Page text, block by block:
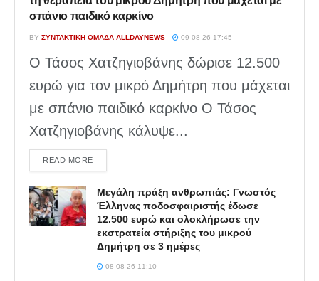
σπάνιο παιδικό καρκίνο
BY ΣΥΝΤΑΚΤΙΚΉ ΟΜΆΔΑ ALLDAYNEWS 09-08-26 17:45
Ο Τάσος Χατζηγιοβάνης δώρισε 12.500
ευρώ για τον μικρό Δημήτρη που μάχεται
με σπάνιο παιδικό καρκίνο Ο Τάσος
Χατζηγιοβάνης κάλυψε...
READ MOREDETAILS
Μεγάλη πράξη ανθρωπιάς: Γνωστός
Έλληνας ποδοσφαιριστής έδωσε
12.500 ευρώ και ολοκλήρωσε την
εκστρατεία στήριξης του μικρού
Δημήτρη σε 3 ημέρες
08-08-26 11:10